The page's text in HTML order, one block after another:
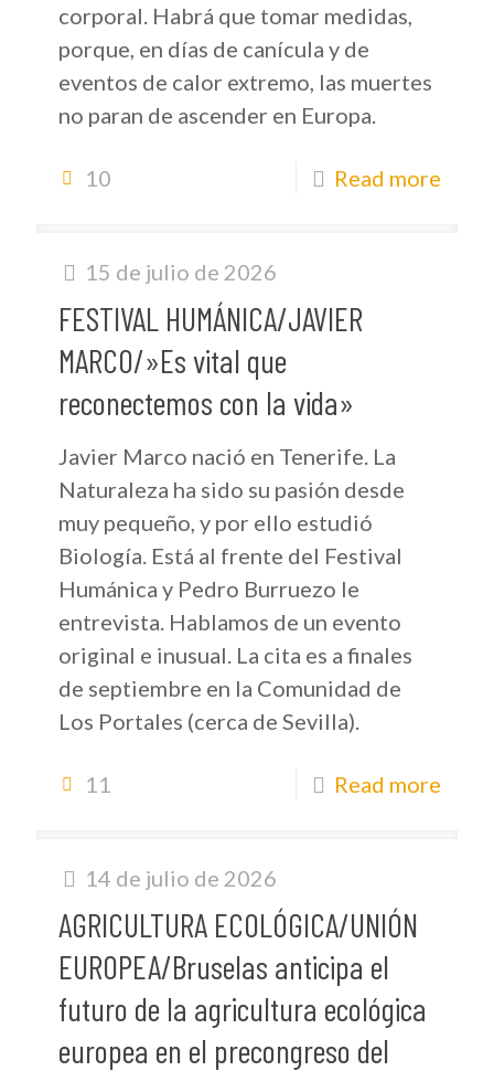
corporal. Habrá que tomar medidas,
porque, en días de canícula y de
eventos de calor extremo, las muertes
no paran de ascender en Europa.
10 Read more
15 de julio de 2026
FESTIVAL HUMÁNICA/JAVIER
MARCO/»Es vital que
reconectemos con la vida»
Javier Marco nació en Tenerife. La
Naturaleza ha sido su pasión desde
muy pequeño, y por ello estudió
Biología. Está al frente del Festival
Humánica y Pedro Burruezo le
entrevista. Hablamos de un evento
original e inusual. La cita es a finales
de septiembre en la Comunidad de
Los Portales (cerca de Sevilla).
11 Read more
14 de julio de 2026
AGRICULTURA ECOLÓGICA/UNIÓN
EUROPEA/Bruselas anticipa el
futuro de la agricultura ecológica
europea en el precongreso del